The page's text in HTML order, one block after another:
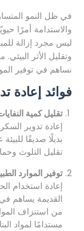
في ظل النمو
والاستدامة أمرًا
ليس مجرد إزالة
وتقليل الأثر
نساهم في توفير
فوائد إعادة
تقليل كمية
إعادة تدوير
بديلًا صديقًا
تقليل التلوث
توفير الموارد
إعادة استخدام
القديمة يساهم
من استنزاف
مستدامًا لمواد